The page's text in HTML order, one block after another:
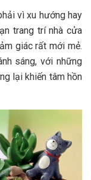
vì xu hướng hay
trang trí nhà cửa
giác rất mới mẻ.
sáng, với những
lại khiến tâm hồn